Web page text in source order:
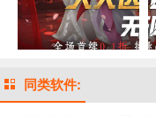
同类软件: